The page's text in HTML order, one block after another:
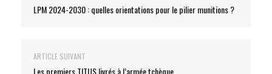
LPM 2024-2030 : quelles orientations pour le pilier munitions ?
ARTICLE SUIVANT
Les premiers TITUS livrés à l’armée tchèque